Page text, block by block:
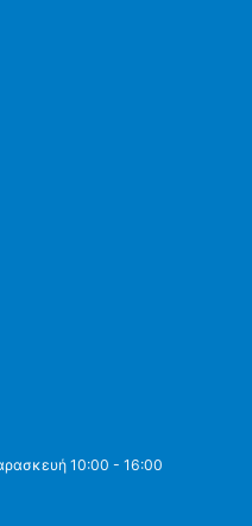
10:00 - 16:00